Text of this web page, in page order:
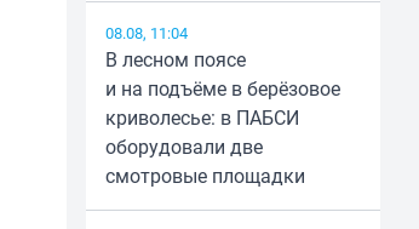
08.08, 11:04
В лесном поясе
и на подъёме в берёзовое
криволесье: в ПАБСИ
оборудовали две
смотровые площадки